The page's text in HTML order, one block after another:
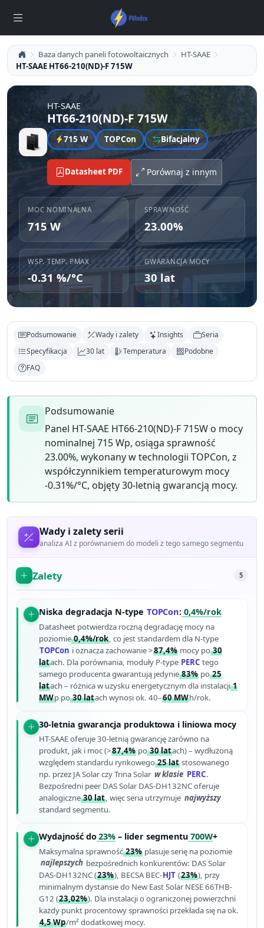
Baza danych paneli fotowoltaicznych
HT-SAAE
HT-SAAE HT66-210(ND)-F 715W
HT-SAAE
HT66-210(ND)-F 715W
715 W TOPCon Bifacjalny
Datasheet PDF Porównaj z innym
MOC NOMINALNA
715 W
SPRAWNOŚĆ
23.00%
WSP. TEMP. PMAX
-0.31 %/°C
GWARANCJA MOCY
30 lat
Podsumowanie Wady i zalety Insights
Seria
Specyfikacja
30 lat Temperatura
Podobne
FAQ
Podsumowanie
Panel HT-SAAE HT66-210(ND)-F 715W o mocy
nominalnej 715 Wp, osiąga sprawność
23.00%, wykonany w technologii TOPCon, z
współczynnikiem temperaturowym mocy
-0.31%/°C, objęty 30-letnią gwarancją mocy.
Wady i zalety serii
analiza AI z porównaniem do modeli z tego samego segmentu
Zalety 5
Niska degradacja N-type TOPCon: 0,4%/rok
Datasheet potwierdza roczną degradację mocy na
poziomie0,4%/rok, co jest standardem dla N-type
TOPCon i oznacza zachowanie >87,4% mocy po30
latach. Dla porównania, moduły P-type PERC tego
samego producenta gwarantują jedynie83% po25
latach – różnica w uzysku energetycznym dla instalacji1
MWp po30 latach wynosi ok. 40–60 MWh/rok.
30-letnia gwarancja produktowa i liniowa mocy
HT-SAAE oferuje 30-letnią gwarancję zarówno na
produkt, jak i moc (>87,4% po30 latach) – wydłużoną
względem standardu rynkowego25 lat stosowanego
np. przez JA Solar czy Trina Solar w klasie PERC.
Bezpośredni peer DAS Solar DAS-DH132NC oferuje
analogiczne30 lat, więc seria utrzymuje najwyższy
standard segmentu.
Wydajność do23% – lider segmentu 700W+
Maksymalna sprawność23% plasuje serię na poziomie
najlepszych bezpośrednich konkurentów: DAS Solar
DAS-DH132NC (23%), BECSA BEC-HJT (23%), przy
minimalnym dystansie do New East Solar NESE 66THB-
G12 (23,02%). Dla instalacji o ograniczonej powierzchni
każdy punkt procentowy sprawności przekłada się na ok.
4,5 Wp/m² dodatkowej mocy.